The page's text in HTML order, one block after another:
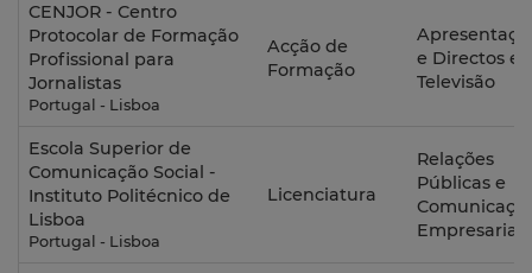
CENJOR - Centro
Protocolar de Formação
Profissional para
Jornalistas
Portugal - Lisboa
Acção de
Formação
e Directos
Televisão
Escola Superior de
Comunicação Social -
Instituto Politécnico de
Lisboa
Portugal - Lisboa
Licenciatura
Relações
Públicas e
Empresarial